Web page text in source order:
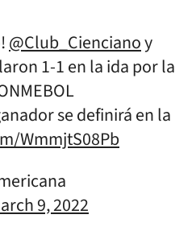
@Club_Ciencianoy
1-1 en la ida por la
se definirá en la
WmmjtS08Pb
9, 2022